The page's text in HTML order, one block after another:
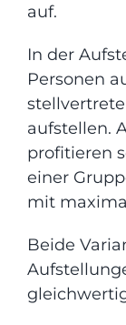
auf.
In der
Personen
aufstellen.
profitieren
einer
mit
Beide